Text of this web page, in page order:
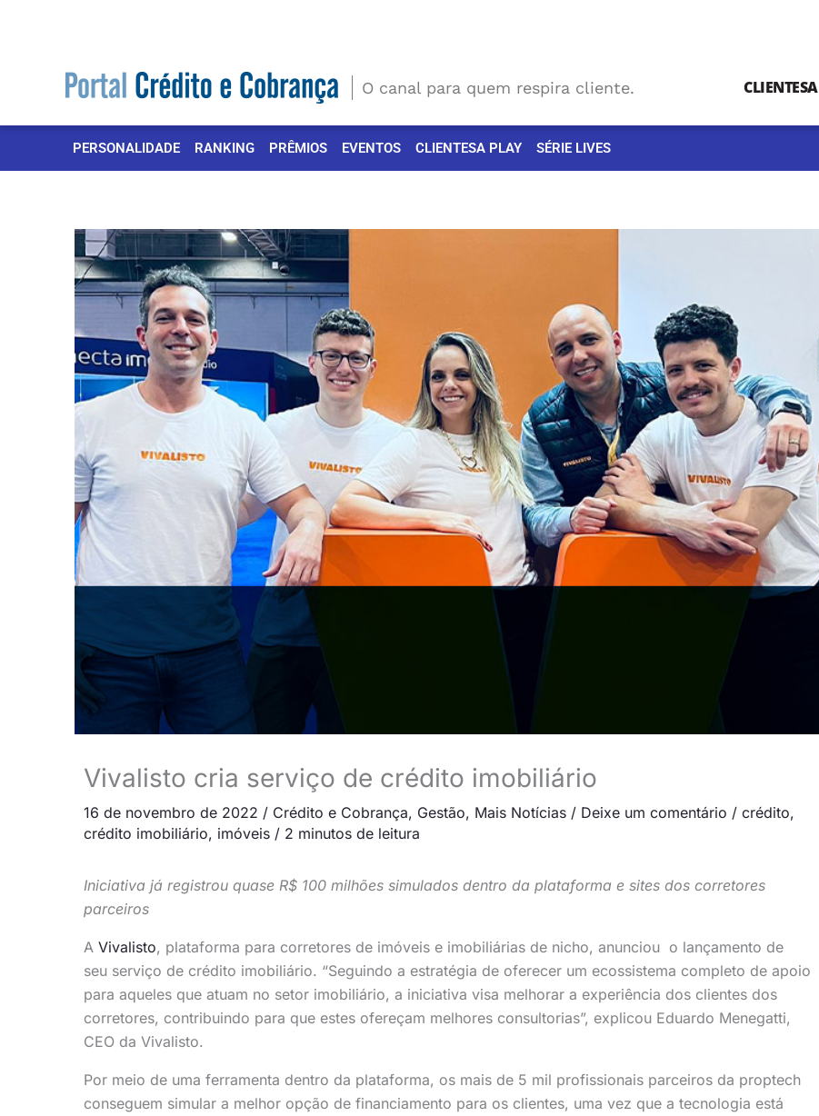
O canal para quem respira cliente. CLIENTESA
PERSONALIDADE RANKING PRÊMIOS EVENTOS CLIENTESA PLAY SÉRIE LIVES
Vivalisto cria serviço de crédito imobiliário
16 de novembro de 2022 / Crédito e Cobrança, Gestão, Mais Notícias / Deixe um comentário / crédito,
crédito imobiliário, imóveis / 2 minutos de leitura
Iniciativa já registrou quase R$ 100 milhões simulados dentro da plataforma e sites dos corretores
parceiros
A Vivalisto, plataforma para corretores de imóveis e imobiliárias de nicho, anunciou o lançamento de
seu serviço de crédito imobiliário. “Seguindo a estratégia de oferecer um ecossistema completo de apoio
para aqueles que atuam no setor imobiliário, a iniciativa visa melhorar a experiência dos clientes dos
corretores, contribuindo para que estes ofereçam melhores consultorias”, explicou Eduardo Menegatti,
CEO da Vivalisto.
Por meio de uma ferramenta dentro da plataforma, os mais de 5 mil profissionais parceiros da proptech
conseguem simular a melhor opção de financiamento para os clientes, uma vez que a tecnologia está